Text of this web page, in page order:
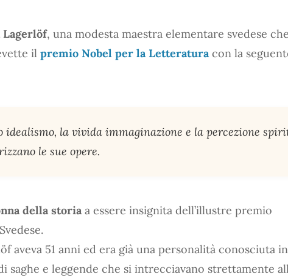
Lagerlöf, una modesta maestra elementare svedese
il premio Nobel per la Letteraturacon la
idealismo, la vivida immaginazione e la percezione
le sue opere.
della storia a essere insignita dell’illustre premio
aveva 51 anni ed era già una personalità conosciuta
saghe e leggende che si intrecciavano strettamente